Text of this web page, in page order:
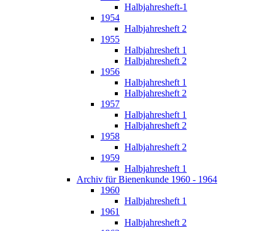
Halbjahresheft-1
1954
Halbjahresheft 2
1955
Halbjahresheft 1
Halbjahresheft 2
1956
Halbjahresheft 1
Halbjahresheft 2
1957
Halbjahresheft 1
Halbjahresheft 2
1958
Halbjahresheft 2
1959
Halbjahresheft 1
Archiv für Bienenkunde 1960 - 1964
1960
Halbjahresheft 1
1961
Halbjahresheft 2